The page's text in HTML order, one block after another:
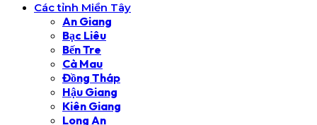
Các tỉnh Miền Tây
An Giang
Bạc Liêu
Bến Tre
Cà Mau
Đồng Tháp
Hậu Giang
Kiên Giang
Long An